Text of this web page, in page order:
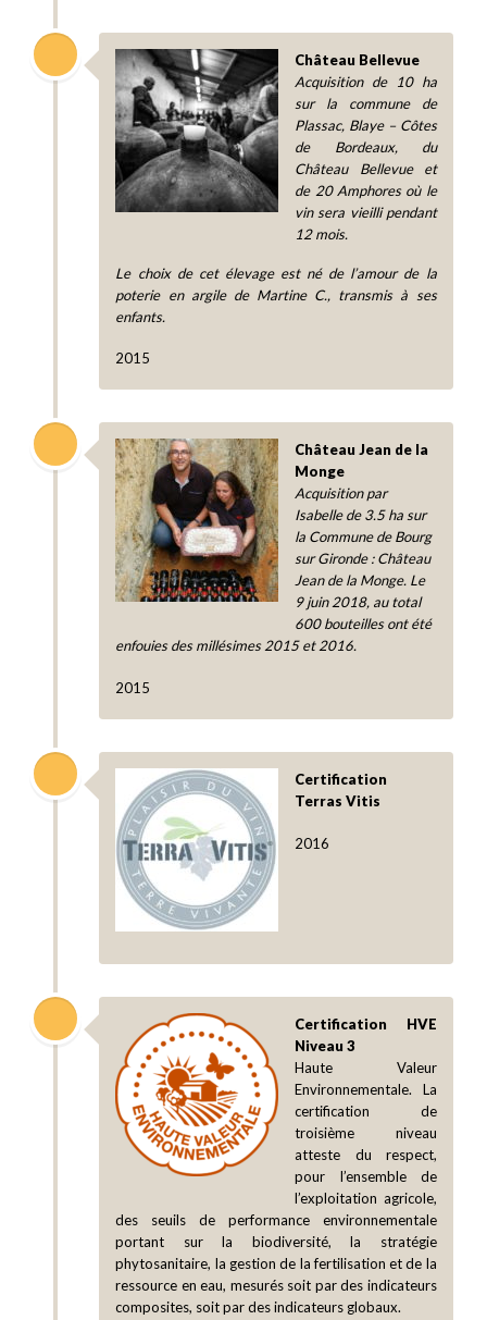
Château Bellevue
Acquisition de 10 ha
sur la commune de
Plassac, Blaye – Côtes
de Bordeaux, du
Château Bellevue et
de 20 Amphores où le
vin sera vieilli pendant
12 mois.
Le choix de cet élevage est né de l’amour de la
poterie en argile de Martine C., transmis à ses
enfants.
2015
Château Jean de la
Monge
Acquisition par
Isabelle de 3.5 ha sur
la Commune de Bourg
sur Gironde : Château
Jean de la Monge. Le
9 juin 2018, au total
600 bouteilles ont été
enfouies des millésimes 2015 et 2016.
2015
Certification
Terras Vitis
2016
Certification HVE
Niveau 3
Haute Valeur
Environnementale. La
certification de
troisième niveau
atteste du respect,
pour l’ensemble de
l’exploitation agricole,
des seuils de performance environnementale
portant sur la biodiversité, la stratégie
phytosanitaire, la gestion de la fertilisation et de la
ressource en eau, mesurés soit par des indicateurs
composites, soit par des indicateurs globaux.